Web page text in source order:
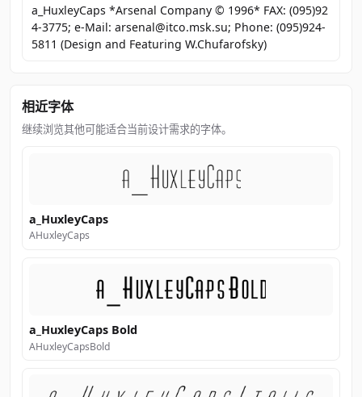
a_HuxleyCaps *Arsenal Company © 1996* FAX: (095)92
4-3775; e-Mail: arsenal@itco.msk.su; Phone: (095)924-
5811 (Design and Featuring W.Chufarofsky)
相近字体
继续浏览其他可能适合当前设计需求的字体。
a_HuxleyCaps
AHuxleyCaps
a_HuxleyCaps Bold
AHuxleyCapsBold